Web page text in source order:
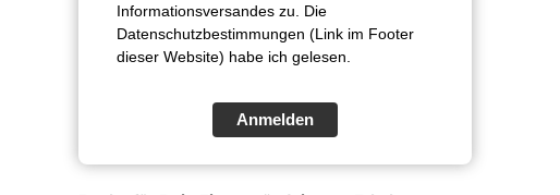
Informationsversandes zu. Die
Datenschutzbestimmungen (Link im Footer
dieser Website) habe ich gelesen.
Anmelden